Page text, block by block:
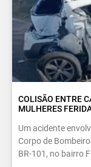
COLISÃO ENTRE
MULHERES
Um acidente
Corpo de
BR-101, no bairro